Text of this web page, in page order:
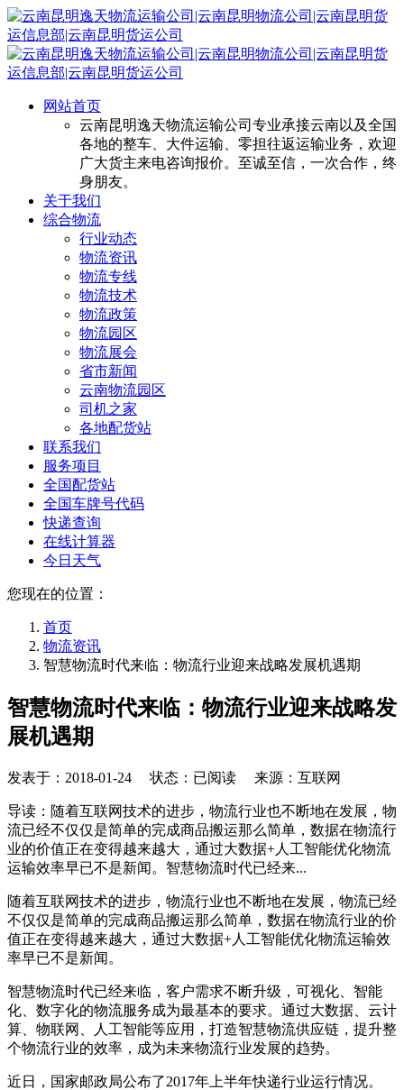
网站首页
云南昆明逸天物流运输公司专业承接云南以及全国
各地的整车、大件运输、零担往返运输业务，欢迎
广大货主来电咨询报价。至诚至信，一次合作，终
身朋友。
关于我们
综合物流
行业动态
物流资讯
物流专线
物流技术
物流政策
物流园区
物流展会
省市新闻
云南物流园区
司机之家
各地配货站
联系我们
服务项目
全国配货站
全国车牌号代码
快递查询
在线计算器
今日天气
您现在的位置：
首页
物流资讯
智慧物流时代来临：物流行业迎来战略发展机遇期
智慧物流时代来临：物流行业迎来战略发
展机遇期
发表于： 2018-01-24 状态：已阅读 来源：互联网
导读：随着互联网技术的进步，物流行业也不断地在发展，物
流已经不仅仅是简单的完成商品搬运那么简单，数据在物流行
业的价值正在变得越来越大，通过大数据+人工智能优化物流
运输效率早已不是新闻。智慧物流时代已经来...
随着互联网技术的进步，物流行业也不断地在发展，物流已经
不仅仅是简单的完成商品搬运那么简单，数据在物流行业的价
值正在变得越来越大，通过大数据+人工智能优化物流运输效
率早已不是新闻。
智慧物流时代已经来临，客户需求不断升级，可视化、智能
化、数字化的物流服务成为最基本的要求。通过大数据、云计
算、物联网、人工智能等应用，打造智慧物流供应链，提升整
个物流行业的效率，成为未来物流行业发展的趋势。
近日，国家邮政局公布了2017年上半年快递行业运行情况。